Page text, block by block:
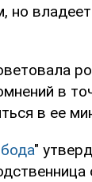
но
в
в ее
"